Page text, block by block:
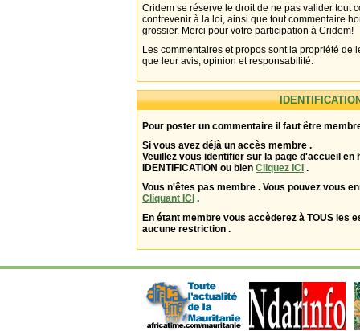
Cridem se réserve le droit de ne pas valider tout
contrevenir à la loi, ainsi que tout commentaire
grossier. Merci pour votre participation à Cridem!
Les commentaires et propos sont la propriété de
que leur avis, opinion et responsabilité.
Pour poster un commentaire il faut être
Si vous avez déjà un accès membre .
Veuillez vous identifier sur la page d'accueil en
IDENTIFICATION ou bien Cliquez ICI .
Vous n'êtes pas membre . Vous pouvez vous
Cliquant ICI .
En étant membre vous accèderez à TOUS les
aucune restriction .